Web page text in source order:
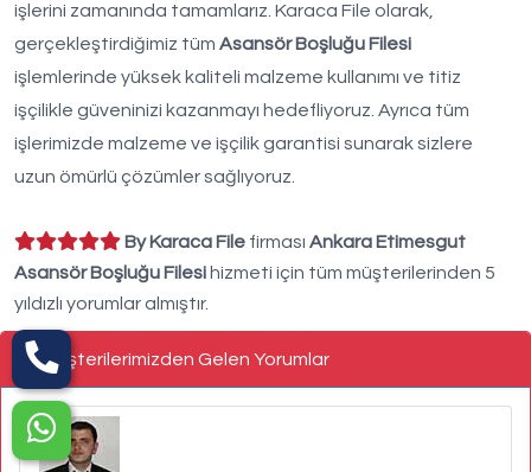
işlerini zamanında tamamlarız. Karaca File olarak,
gerçekleştirdiğimiz tüm Asansör Boşluğu Filesi
işlemlerinde yüksek kaliteli malzeme kullanımı ve titiz
işçilikle güveninizi kazanmayı hedefliyoruz. Ayrıca tüm
işlerimizde malzeme ve işçilik garantisi sunarak sizlere
uzun ömürlü çözümler sağlıyoruz.
By Karaca File firması Ankara Etimesgut
Asansör Boşluğu Filesi hizmeti için tüm müşterilerinden 5
yıldızlı yorumlar almıştır.
Müşterilerimizden Gelen Yorumlar